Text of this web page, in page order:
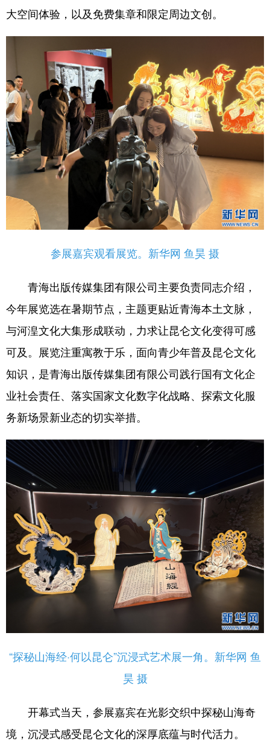
大空间体验，以及免费集章和限定周边文创。
参展嘉宾观看展览。新华网 鱼昊 摄
青海出版传媒集团有限公司主要负责同志介绍，
今年展览选在暑期节点，主题更贴近青海本土文脉，
与河湟文化大集形成联动，力求让昆仑文化变得可感
可及。展览注重寓教于乐，面向青少年普及昆仑文化
知识，是青海出版传媒集团有限公司践行国有文化企
业社会责任、落实国家文化数字化战略、探索文化服
务新场景新业态的切实举措。
“探秘山海经·何以昆仑”沉浸式艺术展一角。新华网 鱼
昊 摄
开幕式当天，参展嘉宾在光影交织中探秘山海奇
境，沉浸式感受昆仑文化的深厚底蕴与时代活力。